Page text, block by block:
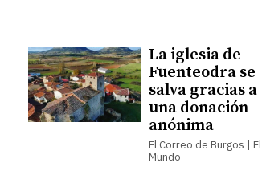
La iglesia de
Fuenteodra se
salva gracias a
una donación
anónima
El Correo de Burgos | El
Mundo